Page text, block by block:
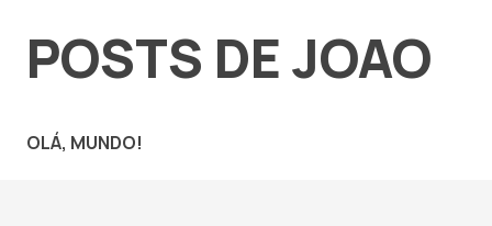
POSTS DE JOAO
OLÁ, MUNDO!